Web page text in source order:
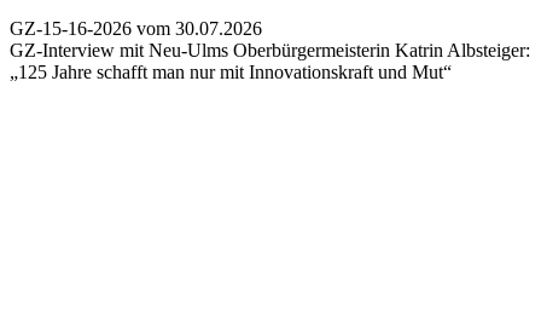
GZ-15-16-2026 vom 30.07.2026
GZ-Interview mit Neu-Ulms Oberbürgermeisterin Katrin Albsteiger:
„125 Jahre schafft man nur mit Innovationskraft und Mut“